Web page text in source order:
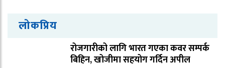
लोकप्रिय
रोजगारीको लागि भारत गएका कवर सम्पर्क
बिहिन, खोजीमा सहयोग गर्दिन अपील